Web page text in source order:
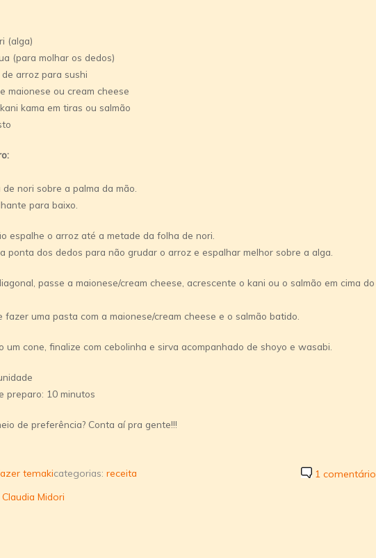
(alga)
(para molhar os dedos)
arroz para sushi
maionese ou cream cheese
kama em tiras ou salmão
nori sobre a palma da mão.
para baixo.
espalhe o arroz até a metade da folha de nori.
ponta dos dedos para não grudar o arroz e espalhar melhor sobre a alga.
passe a maionese/cream cheese, acrescente o kani ou o salmão em cima do
fazer uma pasta com a maionese/cream cheese e o salmão batido.
um cone, finalize com cebolinha e sirva acompanhado de shoyo e wasabi.
preparo: 10 minutos
de preferência? Conta aí pra gente!!!
1 comentário
temakicategorias: receita
Claudia Midori